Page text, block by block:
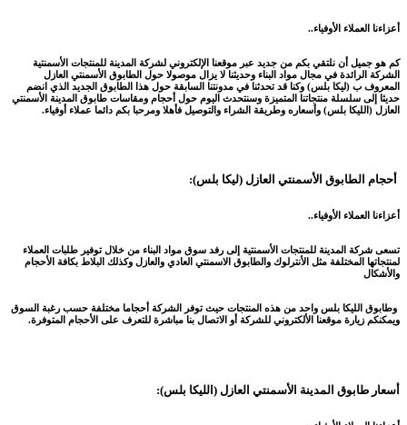
أعزاءنا العملاء الأوفياء..
كم هو جميل أن نلتقي بكم من جديد عبر موقعنا الإلكتروني لشركة المدينة للمنتجات الأسمنتية
الشركة الرائدة في مجال مواد البناء وحديثنا لا يزال موصولا حول الطابوق الأسمنتي العازل
المعروف ب (ليكا بلس) وكنا قد تحدثنا في مدونتنا السابقة حول هذا الطابوق الجديد الذي انضم
حديثا إلى سلسلة منتجاتنا المتميزة وسنتحدث اليوم حول أحجام ومقاسات طابوق المدينة الأسمنتي
العازل (الليكا بلس) وأسعاره وطريقة الشراء والتوصيل فأهلا ومرحبا بكم دائما عملاء أوفياء.
أحجام الطابوق الأسمنتي العازل (ليكا بلس):
أعزاءنا العملاء الأوفياء..
تسعى شركة المدينة للمنتجات الأسمنتية إلى رفد سوق مواد البناء من خلال توفير طلبات العملاء
لمنتجاتها المختلفة مثل الأنترلوك والطابوق الاسمنتي العادي والعازل وكذلك البلاط بكافة الأحجام
والأشكال
وطابوق الليكا بلس واحد من هذه المنتجات حيث توفر الشركة أحجاما مختلفة حسب رغبة السوق
ويمكنكم زيارة موقعنا الألكتروني للشركة أو الاتصال بنا مباشرة للتعرف على الأحجام المتوفرة.
أسعار طابوق المدينة الأسمنتي العازل (الليكا بلس):